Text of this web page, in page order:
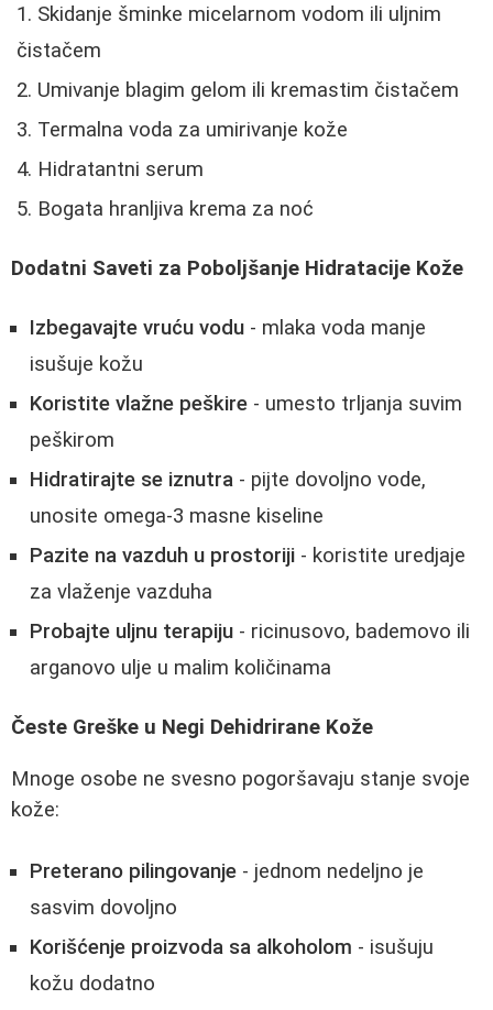
Skidanje šminke micelarnom vodom ili uljnim
čistačem
Umivanje blagim gelom ili kremastim čistačem
Termalna voda za umirivanje kože
Hidratantni serum
Bogata hranljiva krema za noć
Dodatni Saveti za Poboljšanje Hidratacije Kože
Izbegavajte vruću vodu - mlaka voda manje
isušuje kožu
Koristite vlažne peškire - umesto trljanja suvim
peškirom
Hidratirajte se iznutra - pijte dovoljno vode,
unosite omega-3 masne kiseline
Pazite na vazduh u prostoriji - koristite uredjaje
za vlaženje vazduha
Probajte uljnu terapiju - ricinusovo, bademovo ili
arganovo ulje u malim količinama
Česte Greške u Negi Dehidrirane Kože
Mnoge osobe ne svesno pogoršavaju stanje svoje
kože:
Preterano pilingovanje - jednom nedeljno je
sasvim dovoljno
Korišćenje proizvoda sa alkoholom - isušuju
kožu dodatno